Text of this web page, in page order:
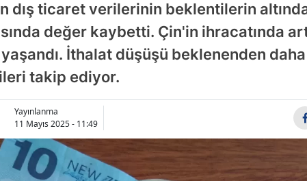
dış ticaret verilerinin beklentilerin
değer kaybetti. Çin'in ihracatında
İthalat düşüşü beklenenden
takip ediyor.
Yayınlanma
11 Mayıs 2025 - 11:49